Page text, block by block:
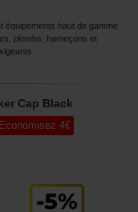
haut de gamme
plombs, hameçons et
Cap Black
Economisez 4€